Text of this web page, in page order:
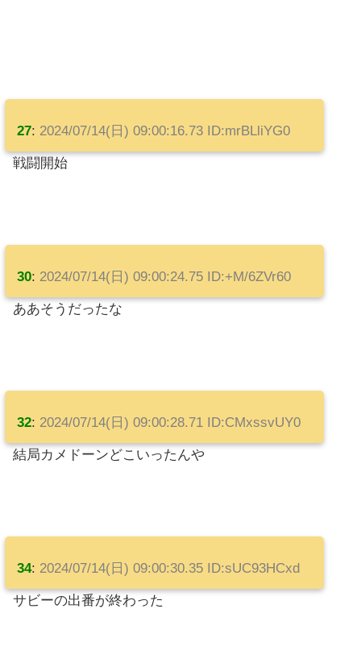
27: 2024/07/14(日) 09:00:16.73 ID:mrBLliYG0
戦闘開始
30: 2024/07/14(日) 09:00:24.75 ID:+M/6ZVr60
ああそうだったな
32: 2024/07/14(日) 09:00:28.71 ID:CMxssvUY0
結局カメドーンどこいったんや
34: 2024/07/14(日) 09:00:30.35 ID:sUC93HCxd
サビーの出番が終わった